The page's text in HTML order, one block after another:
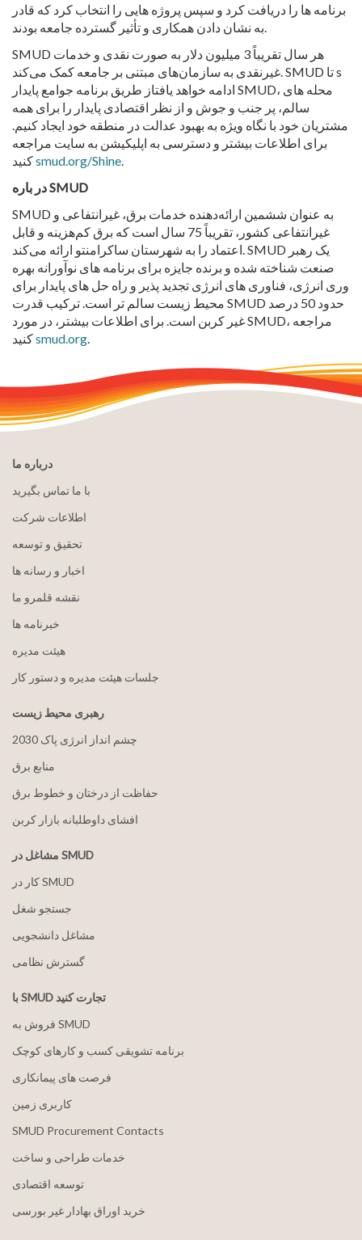
برنامه ها را دریافت کرد و سپس پروژه هایی را انتخاب کرد که قادر
به نشان دادن همکاری و تأثیر گسترده جامعه بودند.
SMUD هر سال تقریباً 3 میلیون دلار به صورت نقدی و خدمات
غیرنقدی به سازمان‌های مبتنی بر جامعه کمک می‌کند. SMUD تا s
ادامه خواهد یافتاز طریق برنامه جوامع پایدار SMUD، محله های
سالم، پر جنب و جوش و از نظر اقتصادی پایدار را برای همه
مشتریان خود با نگاه ویژه به بهبود عدالت در منطقه خود ایجاد کنیم.
برای اطلاعات بیشتر و دسترسی به اپلیکیشن به سایت مراجعه
smud.org/Shine.
SMUD
SMUD به عنوان ششمین ارائه‌دهنده خدمات برق، غیرانتفاعی و
غیرانتفاعی کشور، تقریباً 75 سال است که برق کم‌هزینه و قابل
اعتماد را به شهرستان ساکرامنتو ارائه می‌کند. SMUD یک رهبر
صنعت شناخته شده و برنده جایزه برای برنامه های نوآورانه بهره
وری انرژی، فناوری های انرژی تجدید پذیر و راه حل های پایدار برای
محیط زیست سالم تر است. ترکیب قدرت SMUD حدود 50 درصد
غیر کربن است. برای اطلاعات بیشتر، در مورد SMUD، مراجعه
smud.org.
درباره ما
با ما تماس بگیرید
اطلاعات شرکت
تحقیق و توسعه
اخبار و رسانه ها
نقشه قلمرو ما
خبرنامه ها
هيئت مدیره
جلسات هیئت مدیره و دستور کار
رهبری محیط زیست
2030 چشم انداز انرژی پاک
منابع برق
حفاظت از درختان و خطوط برق
افشای داوطلبانه بازار کربن
مشاغل در SMUD
کار در SMUD
جستجو شغل
مشاغل دانشجویی
گسترش نظامی
با SMUD تجارت کنید
فروش به SMUD
برنامه تشویقی کسب و کارهای کوچک
فرصت های پیمانکاری
کاربری زمین
SMUD Procurement Contacts
خدمات طراحی و ساخت
توسعه اقتصادی
خرید اوراق بهادار غیر بورسی